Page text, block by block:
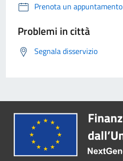
Prenota un appuntamento
Problemi in città
Segnala disservizio